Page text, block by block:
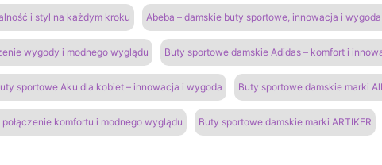
i styl na każdym kroku Abeba – damskie buty sportowe, innowacja i
wygody i modnego wyglądu Buty sportowe damskie Adidas – komfort i
sportowe Aku dla kobiet – innowacja i wygoda Buty sportowe damskie marki
komfortu i modnego wyglądu Buty sportowe damskie marki ARTIKER